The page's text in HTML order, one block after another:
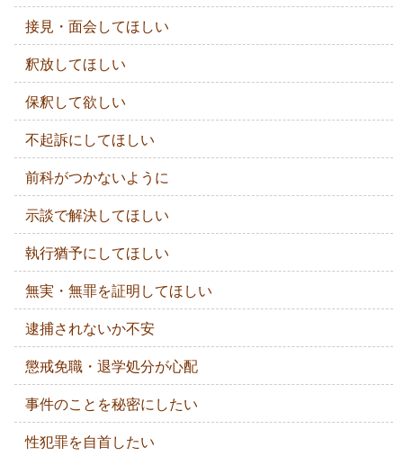
接見・面会してほしい
釈放してほしい
保釈して欲しい
不起訴にしてほしい
前科がつかないように
示談で解決してほしい
執行猶予にしてほしい
無実・無罪を証明してほしい
逮捕されないか不安
懲戒免職・退学処分が心配
事件のことを秘密にしたい
性犯罪を自首したい